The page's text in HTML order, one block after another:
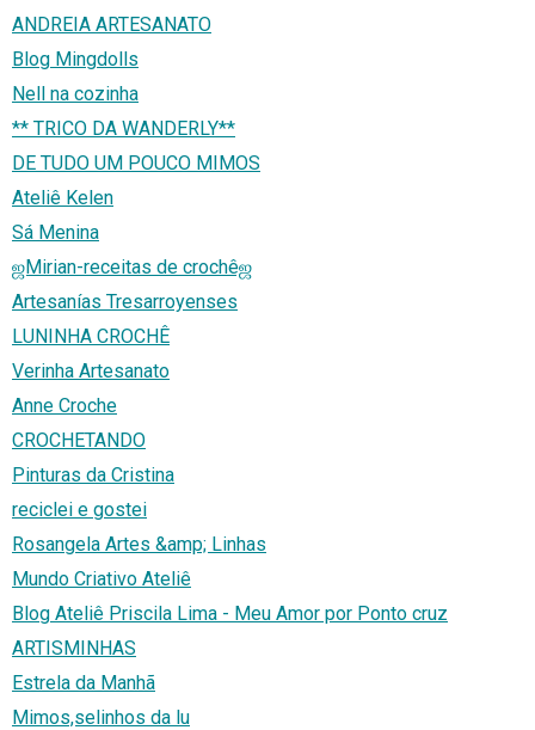
ANDREIA ARTESANATO
Blog Mingdolls
Nell na cozinha
** TRICO DA WANDERLY**
DE TUDO UM POUCO MIMOS
Ateliê Kelen
Sá Menina
ஜMirian-receitas de crochêஜ
Artesanías Tresarroyenses
LUNINHA CROCHÊ
Verinha Artesanato
Anne Croche
CROCHETANDO
Pinturas da Cristina
reciclei e gostei
Rosangela Artes &amp; Linhas
Mundo Criativo Ateliê
Blog Ateliê Priscila Lima - Meu Amor por Ponto cruz
ARTISMINHAS
Estrela da Manhã
Mimos,selinhos da lu